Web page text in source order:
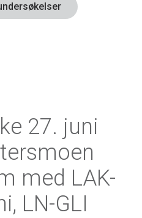
27. juni
med LAK-
LN-GLI